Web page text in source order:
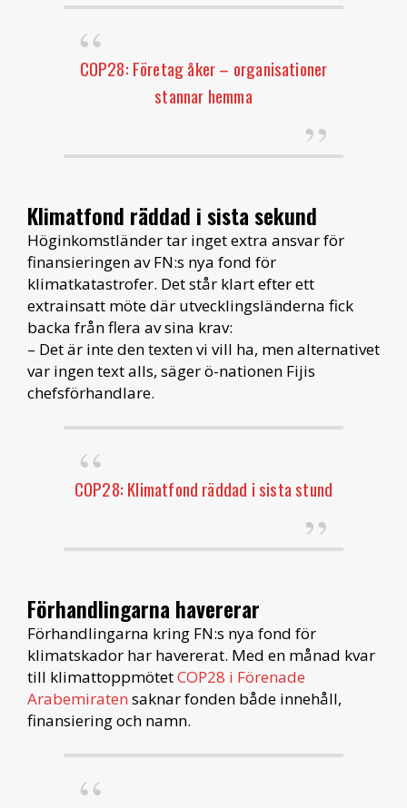
COP28: Företag åker – organisationer
stannar hemma
Klimatfond räddad i sista sekund
Höginkomstländer tar inget extra ansvar för
finansieringen av FN:s nya fond för
klimatkatastrofer. Det står klart efter ett
extrainsatt möte där utvecklingsländerna fick
backa från flera av sina krav:
– Det är inte den texten vi vill ha, men alternativet
var ingen text alls, säger ö-nationen Fijis
chefsförhandlare.
COP28: Klimatfond räddad i sista stund
Förhandlingarna havererar
Förhandlingarna kring FN:s nya fond för
klimatskador har havererat. Med en månad kvar
till klimattoppmötetCOP28 i Förenade
Arabemiraten saknar fonden både innehåll,
finansiering och namn.